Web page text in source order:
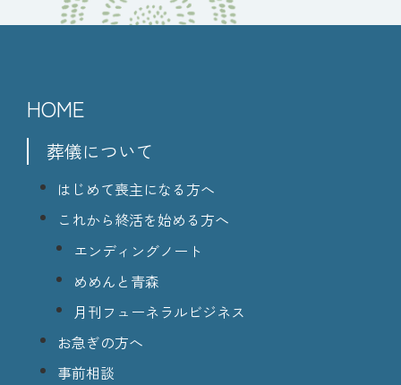
HOME
葬儀について
はじめて喪主になる方へ
これから終活を始める方へ
エンディングノート
めめんと青森
月刊フューネラルビジネス
お急ぎの方へ
事前相談